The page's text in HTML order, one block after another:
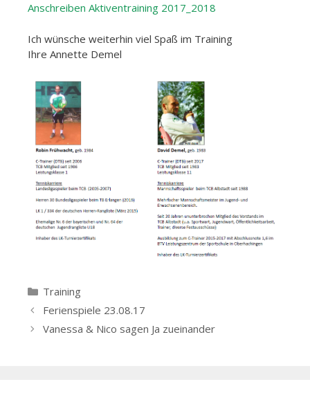
Anschreiben Aktiventraining 2017_2018
Ich wünsche weiterhin viel Spaß im Training
Ihre Annette Demel
Kategorien
Training
Beitrags-
Navigation
Ferienspiele 23.08.17
Vanessa & Nico sagen Ja zueinander